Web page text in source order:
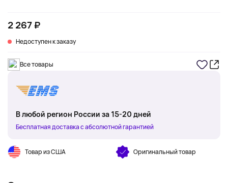
2 267 ₽
Недоступен к заказу
Все товары
В любой регион России за 15-20 дней
Бесплатная доставка с абсолютной гарантией
Товар из США Оригинальный товар